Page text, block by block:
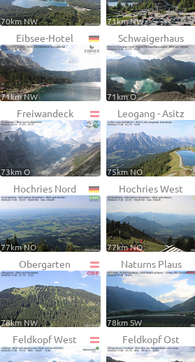
70km NW 71km NW
Eibsee-Hotel
71km NW
Schwaigerhaus
71km O
Freiwandeck
73km O
Leogang - Asitz
75km NO
Hochries Nord
77km NO
Hochries West
77km NO
Obergarten
78km NW
Naturns Plaus
78km SW
Feldkopf West Feldkopf Ost